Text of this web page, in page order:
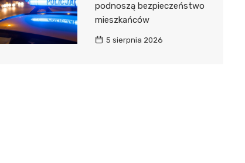
podnoszą bezpieczeństwo
mieszkańców
5 sierpnia 2026